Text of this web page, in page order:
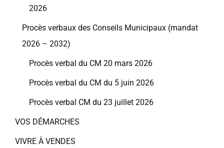
2026
Procès verbaux des Conseils Municipaux (mandat
2026 – 2032)
Procès verbal du CM 20 mars 2026
Procès verbal du CM du 5 juin 2026
Procès verbal CM du 23 juillet 2026
VOS DÉMARCHES
VIVRE À VENDES